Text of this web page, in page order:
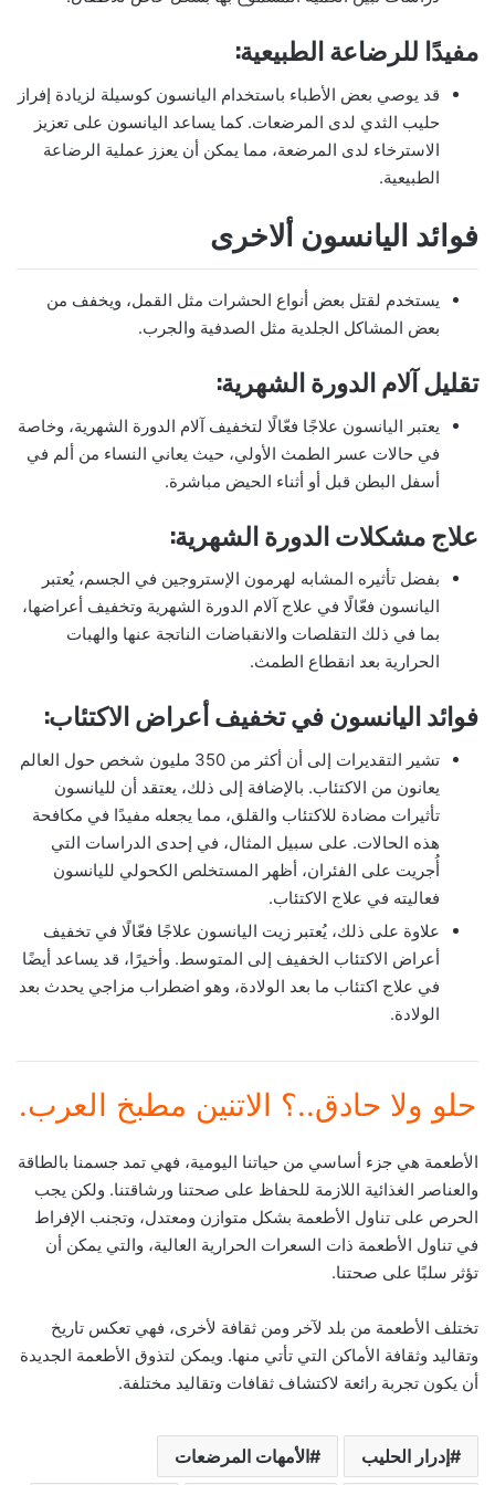
مفيدًا للرضاعة الطبيعية:
قد يوصي بعض الأطباء باستخدام اليانسون كوسيلة لزيادة إفراز
حليب الثدي لدى المرضعات. كما يساعد اليانسون على تعزيز
الاسترخاء لدى المرضعة، مما يمكن أن يعزز عملية الرضاعة
الطبيعية.
فوائد اليانسون ألاخرى
يستخدم لقتل بعض أنواع الحشرات مثل القمل، ويخفف من
بعض المشاكل الجلدية مثل الصدفية والجرب.
تقليل آلام الدورة الشهرية:
يعتبر اليانسون علاجًا فعّالًا لتخفيف آلام الدورة الشهرية، وخاصة
في حالات عسر الطمث الأولي، حيث يعاني النساء من ألم في
أسفل البطن قبل أو أثناء الحيض مباشرة.
علاج مشكلات الدورة الشهرية:
بفضل تأثيره المشابه لهرمون الإستروجين في الجسم، يُعتبر
اليانسون فعّالًا في علاج آلام الدورة الشهرية وتخفيف أعراضها،
بما في ذلك التقلصات والانقباضات الناتجة عنها والهبات
الحرارية بعد انقطاع الطمث.
فوائد اليانسون في تخفيف أعراض الاكتئاب:
تشير التقديرات إلى أن أكثر من 350 مليون شخص حول العالم
يعانون من الاكتئاب. بالإضافة إلى ذلك، يعتقد أن لليانسون
تأثيرات مضادة للاكتئاب والقلق، مما يجعله مفيدًا في مكافحة
هذه الحالات. على سبيل المثال، في إحدى الدراسات التي
أُجريت على الفئران، أظهر المستخلص الكحولي لليانسون
فعاليته في علاج الاكتئاب.
علاوة على ذلك، يُعتبر زيت اليانسون علاجًا فعّالًا في تخفيف
أعراض الاكتئاب الخفيف إلى المتوسط. وأخيرًا، قد يساعد أيضًا
في علاج اكتئاب ما بعد الولادة، وهو اضطراب مزاجي يحدث بعد
الولادة.
حلو ولا حادق..؟ الاتنين مطبخ العرب.
الأطعمة هي جزء أساسي من حياتنا اليومية، فهي تمد جسمنا بالطاقة
والعناصر الغذائية اللازمة للحفاظ على صحتنا ورشاقتنا. ولكن يجب
الحرص على تناول الأطعمة بشكل متوازن ومعتدل، وتجنب الإفراط
في تناول الأطعمة ذات السعرات الحرارية العالية، والتي يمكن أن
تؤثر سلبًا على صحتنا.
تختلف الأطعمة من بلد لآخر ومن ثقافة لأخرى، فهي تعكس تاريخ
وتقاليد وثقافة الأماكن التي تأتي منها. ويمكن لتذوق الأطعمة الجديدة
أن يكون تجربة رائعة لاكتشاف ثقافات وتقاليد مختلفة.
إدرار الحليب الأمهات المرضعات